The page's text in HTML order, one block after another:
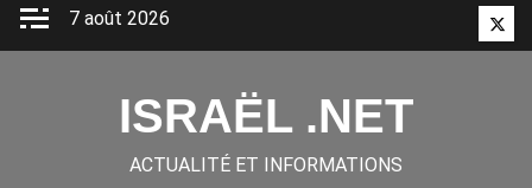
Aller
7 août 2026
ISRAËL .NET
ACTUALITÉ ET INFORMATIONS